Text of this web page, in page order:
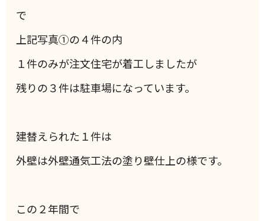
で
上記写真①の４件の内
１件のみが注文住宅が着工しましたが
残りの３件は駐車場になっています。
建替えられた１件は
外壁は外壁通気工法の塗り壁仕上の様です。
この２年間で